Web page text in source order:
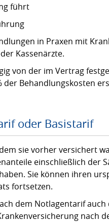
führt
in Praxen mit
Kassenärzte.
von der im Vertrag
der Behandlungskosten
oder Basistarif
sie vorher versichert
einschließlich der
Sie können ihren
fortsetzen.
dem Notlagentarif auch
nach